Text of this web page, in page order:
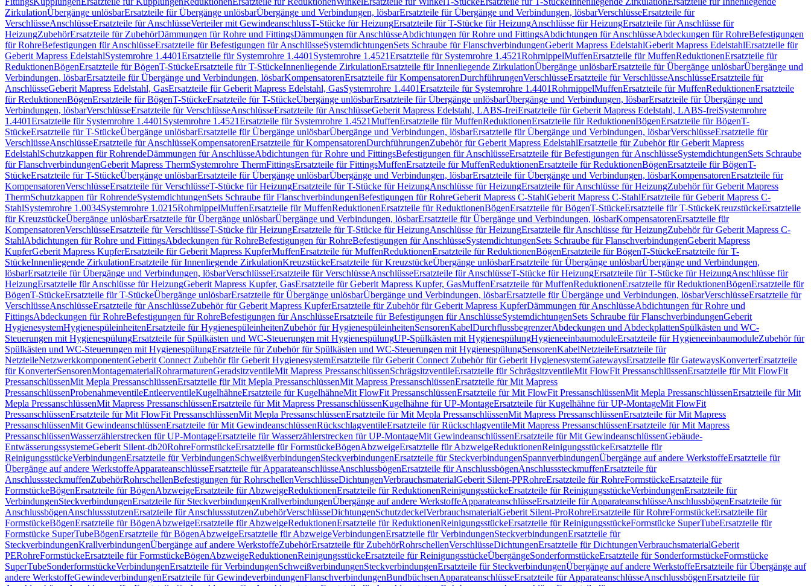
ZirkulationÜbergänge unlösbarErsatzteile für Übergänge unlösbarÜbergänge und Verbindungen, lösbarErsatzteile für Übergänge und Verbindungen, lösbarVerschlüsseErsatzteile für
VerschlüsseAnschlüsseErsatzteile für AnschlüsseVerteiler mit GewindeanschlussT-Stücke für HeizungErsatzteile für T-Stücke für HeizungAnschlüsse für HeizungErsatzteile für Anschlüsse für
HeizungZubehörErsatzteile für ZubehörDämmungen für Rohre und FittingsDämmungen für AnschlüsseAbdichtungen für Rohre und FittingsAbdichtungen für AnschlüsseAbdeckungen für RohreBefestigungen
für RohreBefestigungen für AnschlüsseErsatzteile für Befestigungen für AnschlüsseSystemdichtungenSets Schraube für FlanschverbindungenGeberit Mapress EdelstahlGeberit Mapress EdelstahlErsatzteile für
Geberit Mapress EdelstahlSystemrohre 1.4401Ersatzteile für Systemrohre 1.4401 Systemrohre 1.4521Ersatzteile für Systemrohre 1.4521RohrnippelMuffenErsatzteile für MuffenReduktionenErsatzteile für
ReduktionenBögenErsatzteile für BögenT-StückeErsatzteile für T-StückeInnenliegende ZirkulationErsatzteile für Innenliegende ZirkulationÜbergänge unlösbarErsatzteile für Übergänge unlösbarÜbergänge und
Verbindungen, lösbarErsatzteile für Übergänge und Verbindungen, lösbarKompensatorenErsatzteile für KompensatorenDurchführungenVerschlüsseErsatzteile für VerschlüsseAnschlüsseErsatzteile für
AnschlüsseGeberit Mapress Edelstahl, GasErsatzteile für Geberit Mapress Edelstahl, GasSystemrohre 1.4401Ersatzteile für Systemrohre 1.4401RohrnippelMuffenErsatzteile für MuffenReduktionenErsatzteile
für ReduktionenBögenErsatzteile für BögenT-StückeErsatzteile für T-StückeÜbergänge unlösbarErsatzteile für Übergänge unlösbarÜbergänge und Verbindungen, lösbarErsatzteile für Übergänge und
Verbindungen, lösbarVerschlüsseErsatzteile für VerschlüsseAnschlüsseErsatzteile für AnschlüsseGeberit Mapress Edelstahl, LABS-freiErsatzteile für Geberit Mapress Edelstahl, LABS-freiSystemrohre
1.4401Ersatzteile für Systemrohre 1.4401 Systemrohre 1.4521Ersatzteile für Systemrohre 1.4521MuffenErsatzteile für MuffenReduktionenErsatzteile für ReduktionenBögenErsatzteile für BögenT-
StückeErsatzteile für T-StückeÜbergänge unlösbarErsatzteile für Übergänge unlösbarÜbergänge und Verbindungen, lösbarErsatzteile für Übergänge und Verbindungen, lösbarVerschlüsseErsatzteile für
VerschlüsseAnschlüsseErsatzteile für AnschlüsseKompensatorenErsatzteile für KompensatorenDurchführungenZubehör für Geberit Mapress EdelstahlErsatzteile für Zubehör für Geberit Mapress
EdelstahlSchutzkappen für RohrendeDämmungen für AnschlüsseAbdichtungen für Rohre und FittingsBefestigungen für AnschlüsseErsatzteile für Befestigungen für AnschlüsseSystemdichtungenSets Schraube
für FlanschverbindungenGeberit Mapress ThermSystemrohre ThermFittingsErsatzteile für FittingsMuffenErsatzteile für MuffenReduktionenErsatzteile für ReduktionenBögenErsatzteile für BögenT-
StückeErsatzteile für T-StückeÜbergänge unlösbarErsatzteile für Übergänge unlösbarÜbergänge und Verbindungen, lösbarErsatzteile für Übergänge und Verbindungen, lösbarKompensatorenErsatzteile für
KompensatorenVerschlüsseErsatzteile für VerschlüsseT-Stücke für HeizungErsatzteile für T-Stücke für HeizungAnschlüsse für HeizungErsatzteile für Anschlüsse für HeizungZubehör für Geberit Mapress
ThermSchutzkappen für RohrendeSystemdichtungenSets Schraube für FlanschverbindungenBefestigungen für RohreGeberit Mapress C-StahlGeberit Mapress C-StahlErsatzteile für Geberit Mapress C-
StahlSystemrohre 1.0034Systemrohre 1.0215RohrnippelMuffenErsatzteile für MuffenReduktionenErsatzteile für ReduktionenBögenErsatzteile für BögenT-StückeErsatzteile für T-StückeKreuzstückeErsatzteile
für KreuzstückeÜbergänge unlösbarErsatzteile für Übergänge unlösbarÜbergänge und Verbindungen, lösbarErsatzteile für Übergänge und Verbindungen, lösbarKompensatorenErsatzteile für
KompensatorenVerschlüsseErsatzteile für VerschlüsseT-Stücke für HeizungErsatzteile für T-Stücke für HeizungAnschlüsse für HeizungErsatzteile für Anschlüsse für HeizungZubehör für Geberit Mapress C-
StahlAbdichtungen für Rohre und FittingsAbdeckungen für RohreBefestigungen für RohreBefestigungen für AnschlüsseSystemdichtungenSets Schraube für FlanschverbindungenGeberit Mapress
KupferGeberit Mapress KupferErsatzteile für Geberit Mapress KupferMuffenErsatzteile für MuffenReduktionenErsatzteile für ReduktionenBögenErsatzteile für BögenT-StückeErsatzteile für T-
StückeInnenliegende ZirkulationErsatzteile für Innenliegende ZirkulationKreuzstückeErsatzteile für KreuzstückeÜbergänge unlösbarErsatzteile für Übergänge unlösbarÜbergänge und Verbindungen,
lösbarErsatzteile für Übergänge und Verbindungen, lösbarVerschlüsseErsatzteile für VerschlüsseAnschlüsseErsatzteile für AnschlüsseT-Stücke für HeizungErsatzteile für T-Stücke für HeizungAnschlüsse für
HeizungErsatzteile für Anschlüsse für HeizungGeberit Mapress Kupfer, GasErsatzteile für Geberit Mapress Kupfer, GasMuffenErsatzteile für MuffenReduktionenErsatzteile für ReduktionenBögenErsatzteile für
BögenT-StückeErsatzteile für T-StückeÜbergänge unlösbarErsatzteile für Übergänge unlösbarÜbergänge und Verbindungen, lösbarErsatzteile für Übergänge und Verbindungen, lösbarVerschlüsseErsatzteile für
VerschlüsseAnschlüsseErsatzteile für AnschlüsseZubehör für Geberit Mapress KupferErsatzteile für Zubehör für Geberit Mapress KupferDämmungen für AnschlüsseAbdichtungen für Rohre und
FittingsAbdeckungen für RohreBefestigungen für RohreBefestigungen für AnschlüsseErsatzteile für Befestigungen für AnschlüsseSystemdichtungenSets Schraube für FlanschverbindungenGeberit
HygienesystemHygienespüleinheitenErsatzteile für HygienespüleinheitenZubehör für HygienespüleinheitenSensorenKabelDurchflussbegrenzerAbdeckungen und AbdeckplattenSpülkästen und WC-
Steuerungen mit HygienespülungErsatzteile für Spülkästen und WC-Steuerungen mit HygienespülungUP-Spülkästen mit HygienespülungHygieneeinbaumoduleErsatzteile für HygieneeinbaumoduleZubehör für
Spülkästen und WC-Steuerungen mit HygienespülungErsatzteile für Zubehör für Spülkästen und WC-Steuerungen mit HygienespülungSensorenKabelNetzteileErsatzteile für
NetzteileNetzwerkkomponentenGeberit Connect Zubehör für Geberit HygienesystemErsatzteile für Geberit Connect Zubehör für Geberit HygienesystemGatewaysErsatzteile für GatewaysKonverterErsatzteile
für KonverterSensorenMontagematerialRohrarmaturenGeradsitzventileMit Mapress PressanschlüssenSchrägsitzventileErsatzteile für SchrägsitzventileMit FlowFit PressanschlüssenErsatzteile für Mit FlowFit
PressanschlüssenMit Mepla PressanschlüssenErsatzteile für Mit Mepla PressanschlüssenMit Mapress PressanschlüssenErsatzteile für Mit Mapress
PressanschlüssenProbenahmeventileEntleerventileKugelhähneErsatzteile für KugelhähneMit FlowFit PressanschlüssenErsatzteile für Mit FlowFit PressanschlüssenMit Mepla PressanschlüssenErsatzteile für Mit
Mepla PressanschlüssenMit Mapress PressanschlüssenErsatzteile für Mit Mapress PressanschlüssenKugelhähne für UP-MontageErsatzteile für Kugelhähne für UP-MontageMit FlowFit
PressanschlüssenErsatzteile für Mit FlowFit PressanschlüssenMit Mepla PressanschlüssenErsatzteile für Mit Mepla PressanschlüssenMit Mapress PressanschlüssenErsatzteile für Mit Mapress
PressanschlüssenMit GewindeanschlüssenErsatzteile für Mit GewindeanschlüssenRückschlagventileErsatzteile für RückschlagventileMit Mapress PressanschlüssenErsatzteile für Mit Mapress
PressanschlüssenWasserzählerstrecken für UP-MontageErsatzteile für Wasserzählerstrecken für UP-MontageMit GewindeanschlüssenErsatzteile für Mit GewindeanschlüssenGebäude-
EntwässerungssystemeGeberit Silent-db20RohreFormstückeErsatzteile für FormstückeBögenAbzweigeErsatzteile für AbzweigeReduktionenReinigungsstückeErsatzteile für
ReinigungsstückeVerbindungenErsatzteile für VerbindungenSchweißverbindungenSteckverbindungenErsatzteile für SteckverbindungenSpannverbindungenÜbergänge auf andere WerkstoffeErsatzteile für
Übergänge auf andere WerkstoffeApparateanschlüsseErsatzteile für ApparateanschlüsseAnschlussbögenErsatzteile für AnschlussbögenAnschlusssteckmuffenErsatzteile für
AnschlusssteckmuffenZubehörRohrschellenBefestigungen für RohrschellenVerschlüsseDichtungenVerbrauchsmaterialGeberit Silent-PPRohreErsatzteile für RohreFormstückeErsatzteile für
FormstückeBögenErsatzteile für BögenAbzweigeErsatzteile für AbzweigeReduktionenErsatzteile für ReduktionenReinigungsstückeErsatzteile für ReinigungsstückeVerbindungenErsatzteile für
VerbindungenSteckverbindungenErsatzteile für SteckverbindungenKrallverbindungenÜbergänge auf andere WerkstoffeApparateanschlüsseErsatzteile für ApparateanschlüsseAnschlussbögenErsatzteile für
AnschlussbögenAnschlussstutzenErsatzteile für AnschlussstutzenZubehörVerschlüsseDichtungenSchutzdeckelVerbrauchsmaterialGeberit Silent-ProRohreErsatzteile für RohreFormstückeErsatzteile für
FormstückeBögenErsatzteile für BögenAbzweigeErsatzteile für AbzweigeReduktionenErsatzteile für ReduktionenReinigungsstückeErsatzteile für ReinigungsstückeFormstücke SuperTubeErsatzteile für
Formstücke SuperTubeBögenErsatzteile für BögenAbzweigeErsatzteile für AbzweigeVerbindungenErsatzteile für VerbindungenSteckverbindungenErsatzteile für
SteckverbindungenKrallverbindungenÜbergänge auf andere WerkstoffeZubehörErsatzteile für ZubehörRohrschellenVerschlüsseDichtungenErsatzteile für DichtungenVerbrauchsmaterialGeberit
PERohreFormstückeErsatzteile für FormstückeBögenAbzweigeReduktionenReinigungsstückeErsatzteile für ReinigungsstückeÜbergängeSonderformstückeErsatzteile für SonderformstückeFormstücke
SuperTubeSonderformstückeVerbindungenErsatzteile für VerbindungenSchweißverbindungenSteckverbindungenErsatzteile für SteckverbindungenÜbergänge auf andere WerkstoffeErsatzteile für Übergänge auf
andere WerkstoffeGewindeverbindungenErsatzteile für GewindeverbindungenFlanschverbindungenBundbüchsenApparateanschlüsseErsatzteile für ApparateanschlüsseAnschlussbögenErsatzteile für